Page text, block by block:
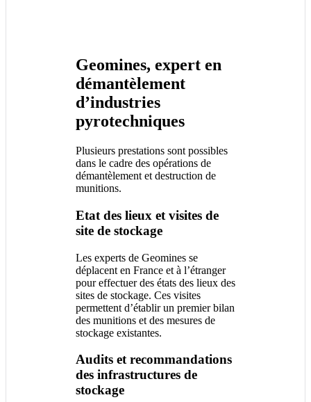
Geomines, expert en
démantèlement
d’industries
pyrotechniques
Plusieurs prestations sont possibles
dans le cadre des opérations de
démantèlement et destruction de
munitions.
Etat des lieux et visites de
site de stockage
Les experts de Geomines se
déplacent en France et à l’étranger
pour effectuer des états des lieux des
sites de stockage. Ces visites
permettent d’établir un premier bilan
des munitions et des mesures de
stockage existantes.
Audits et recommandations
des infrastructures de
stockage